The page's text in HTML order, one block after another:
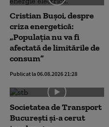
Cristian Bușoi, despre
criza energetică:
„Populația nu va fi
afectată de limitările de
consum”
Publicat la 06.08.2026 21:28
Societatea de Transport
București și-a cerut